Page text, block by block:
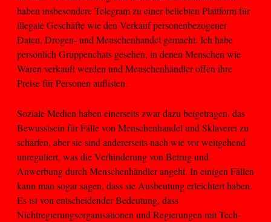
haben insbesondere Telegram zu einer beliebten Plattform für
illegale Geschäfte wie den Verkauf personenbezogener
Daten, Drogen- und Menschenhandel gemacht. Ich habe
persönlich Gruppenchats gesehen, in denen Menschen wie
Waren verkauft werden und Menschenhändler offen ihre
Preise für Personen auflisten.
Soziale Medien haben einerseits zwar dazu beigetragen, das
Bewusstsein für Fälle von Menschenhandel und Sklaverei zu
schärfen, aber sie sind andererseits nach wie vor weitgehend
unreguliert, was die Verhinderung von Betrug und
Anwerbung durch Menschenhändler angeht. In einigen Fällen
kann man sogar sagen, dass sie Ausbeutung erleichtert haben.
Es ist von entscheidender Bedeutung, dass
Nichtregierungsorganisationen und Regierungen mit Tech-